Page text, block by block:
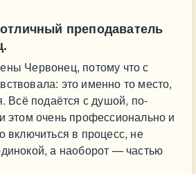
преподаватель
Червонец, потому что с
это именно то место,
Всё подаётся с душой, по-
этом очень профессионально и
включиться в процесс, не
а наоборот — частью